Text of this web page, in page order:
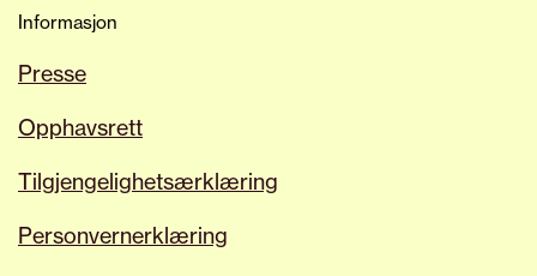
Informasjon
Presse
Opphavsrett
Tilgjengelighetsærklæring
Personvernerklæring